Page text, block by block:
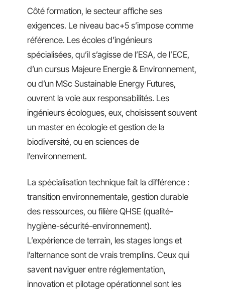
Côté formation, le secteur affiche ses
exigences. Le niveau bac+5 s’impose comme
référence. Les écoles d’ingénieurs
spécialisées, qu’il s’agisse de l’ESA, de l’ECE,
d’un cursus Majeure Energie & Environnement,
ou d’un MSc Sustainable Energy Futures,
ouvrent la voie aux responsabilités. Les
ingénieurs écologues, eux, choisissent souvent
un master en écologie et gestion de la
biodiversité, ou en sciences de
l’environnement.
La spécialisation technique fait la différence :
transition environnementale, gestion durable
des ressources, ou filière QHSE (qualité-
hygiène-sécurité-environnement).
L’expérience de terrain, les stages longs et
l’alternance sont de vrais tremplins. Ceux qui
savent naviguer entre réglementation,
innovation et pilotage opérationnel sont les